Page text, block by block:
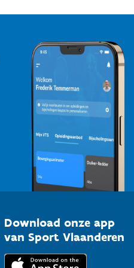
Download onze app
van Sport Vlaanderen